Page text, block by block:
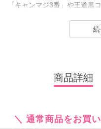
「キャンマジ3番」や王道黒
コンなど、トレンドのカラコ
ンズにリニューアル！
常に最旬の「盛れる」と「
商品詳細
＼ 通常商品をお買